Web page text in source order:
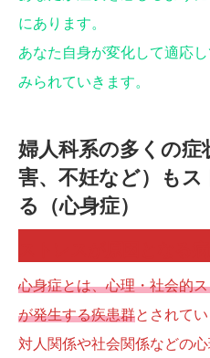
にあります。
あなた自身が変化して適応
みられていきます。
婦人科系の多くの症
害、不妊など）も
る（心身症）
心身症とは、心理・社会的
が発生する疾患群とされてい
対人関係や社会関係などの